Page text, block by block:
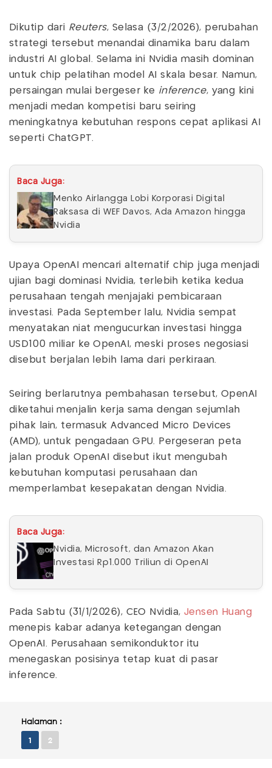
Dikutip dari Reuters, Selasa (3/2/2026), perubahan
strategi tersebut menandai dinamika baru dalam
industri AI global. Selama ini Nvidia masih dominan
untuk chip pelatihan model AI skala besar. Namun,
persaingan mulai bergeser ke inference, yang kini
menjadi medan kompetisi baru seiring
meningkatnya kebutuhan respons cepat aplikasi AI
seperti ChatGPT.
Baca Juga:
Menko Airlangga Lobi Korporasi Digital
Raksasa di WEF Davos, Ada Amazon hingga
Nvidia
Upaya OpenAI mencari alternatif chip juga menjadi
ujian bagi dominasi Nvidia, terlebih ketika kedua
perusahaan tengah menjajaki pembicaraan
investasi. Pada September lalu, Nvidia sempat
menyatakan niat mengucurkan investasi hingga
USD100 miliar ke OpenAI, meski proses negosiasi
disebut berjalan lebih lama dari perkiraan.
Seiring berlarutnya pembahasan tersebut, OpenAI
diketahui menjalin kerja sama dengan sejumlah
pihak lain, termasuk Advanced Micro Devices
(AMD), untuk pengadaan GPU. Pergeseran peta
jalan produk OpenAI disebut ikut mengubah
kebutuhan komputasi perusahaan dan
memperlambat kesepakatan dengan Nvidia.
Baca Juga:
Nvidia, Microsoft, dan Amazon Akan
Investasi Rp1.000 Triliun di OpenAI
Pada Sabtu (31/1/2026), CEO Nvidia, Jensen Huang
menepis kabar adanya ketegangan dengan
OpenAI. Perusahaan semikonduktor itu
menegaskan posisinya tetap kuat di pasar
inference.
Halaman :
1 2